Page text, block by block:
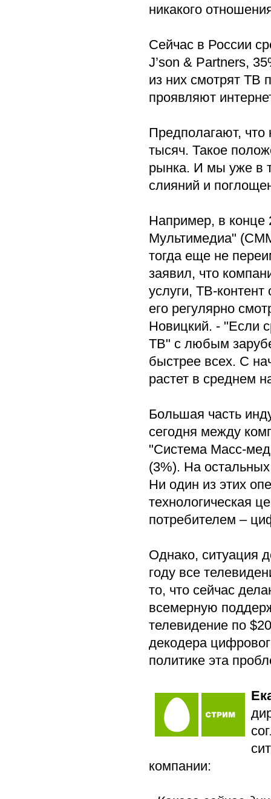
никакого
Сейчас в России
J’son & Partners,
из них смотрят ТВ
проявляют
Предполагают, что
тысяч. Такое
рынка. И мы уже в
слияний и
Например, в конце
Мультимедиа"
тогда еще не
заявил, что
услуги, ТВ-контент
его регулярно
Новицкий. - "Если
ТВ" с любым
быстрее всех. С
растет в среднем
Большая часть
сегодня между
"Система Масс-
(3%). На
Ни один из этих
технологическая
потребителем –
Однако, ситуация
году все
то, что сейчас
всемерную
телевидение по
декодера
политике эта
компании: